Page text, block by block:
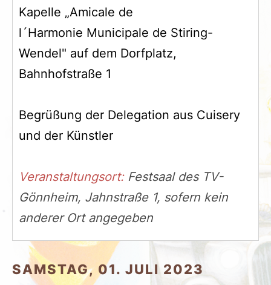
Kapelle „Amicale de
l´Harmonie Municipale de Stiring-
Wendel" auf dem Dorfplatz,
Bahnhofstraße 1
Begrüßung der Delegation aus Cuisery
und der Künstler
Veranstaltungsort: Festsaal des TV-
Gönnheim, Jahnstraße 1, sofern kein
anderer Ort angegeben
SAMSTAG, 01. JULI 2023